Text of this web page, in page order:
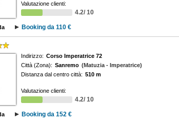
Valutazione clienti:
4.2/ 10
Booking da 110 €
Indirizzo: Corso Imperatrice 72
Città (Zona): Sanremo (Matuzia - Imperatrice)
Distanza dal centro città: 510 m
Valutazione clienti:
4.2/ 10
Booking da 152 €